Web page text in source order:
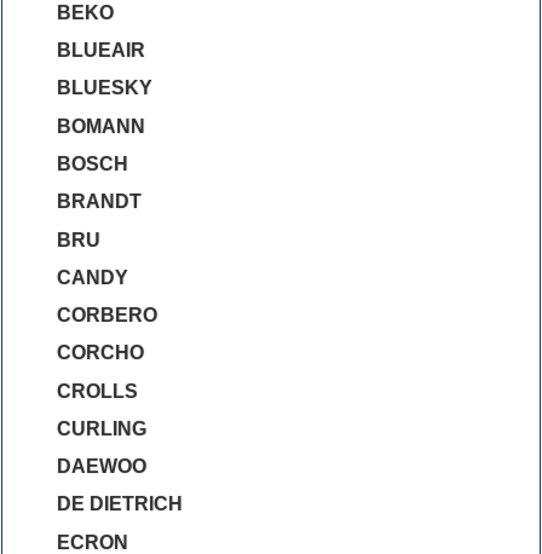
BEKO
BLUEAIR
BLUESKY
BOMANN
BOSCH
BRANDT
BRU
CANDY
CORBERO
CORCHO
CROLLS
CURLING
DAEWOO
DE DIETRICH
ECRON